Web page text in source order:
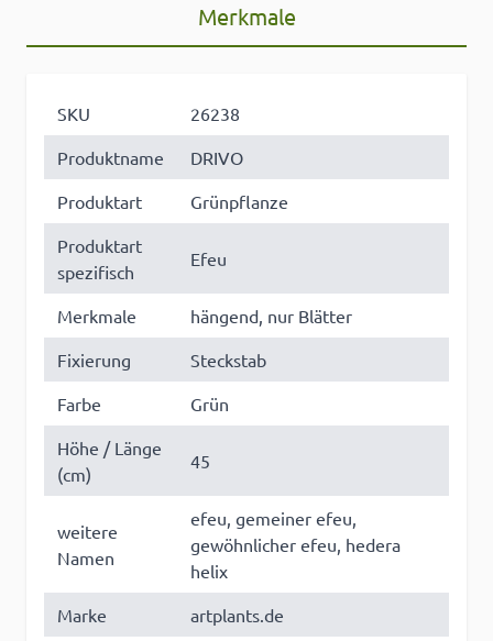
Merkmale
SKU
26238
Produktname
DRIVO
Produktart
Grünpflanze
Produktart
spezifisch
Efeu
Merkmale
hängend, nur Blätter
Fixierung
Steckstab
Farbe
Grün
Höhe / Länge
(cm)
45
weitere
Namen
efeu, gemeiner efeu,
gewöhnlicher efeu, hedera
helix
Marke
artplants.de